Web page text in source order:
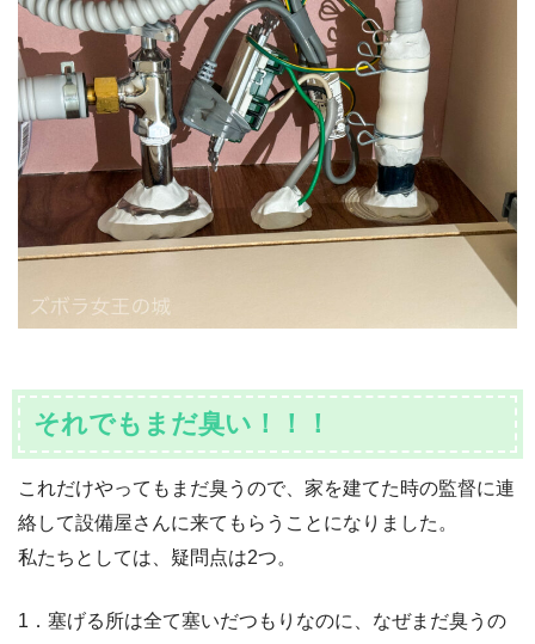
それでもまだ臭い！！！
これだけやってもまだ臭うので、家を建てた時の監督に連
絡して設備屋さんに来てもらうことになりました。
私たちとしては、疑問点は2つ。
1．塞げる所は全て塞いだつもりなのに、なぜまだ臭うの